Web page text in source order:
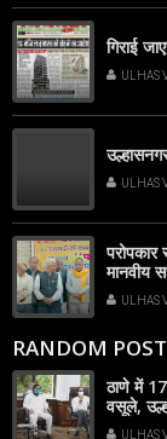
गिराई
ULHAS
ULHAS
परोपकार
मानवीय
ULHAS
RANDOM POST
ठाणे में
वसूले,
16,ULHAS